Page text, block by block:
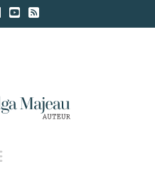
Navigation